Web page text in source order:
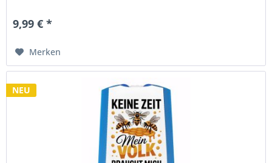
9,99 € *
Merken
NEU